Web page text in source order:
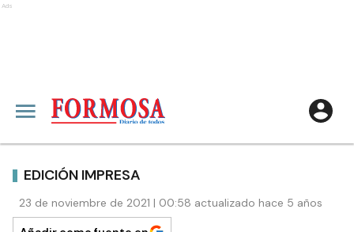
Ads
EDICIÓN IMPRESA
23 de noviembre de 2021 | 00:58 actualizado hace 5 años